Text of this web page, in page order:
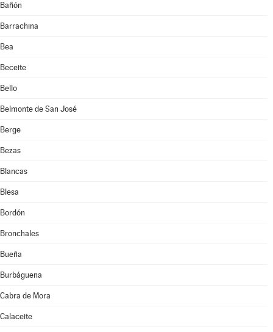
Bañón
Barrachina
Bea
Beceite
Bello
Belmonte de San José
Berge
Bezas
Blancas
Blesa
Bordón
Bronchales
Bueña
Burbáguena
Cabra de Mora
Calaceite